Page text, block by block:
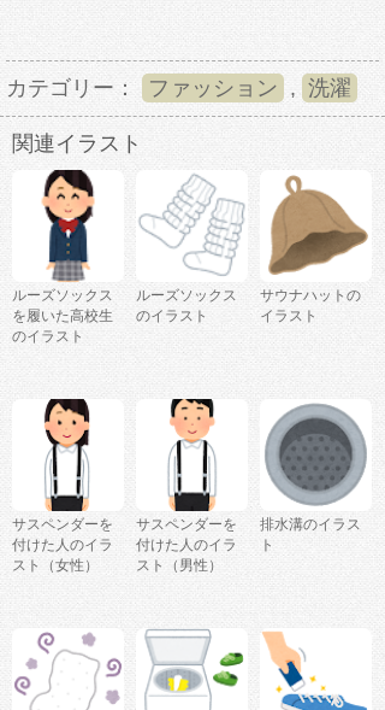
カテゴリー： ファッション , 洗濯
関連イラスト
ルーズソックス
を履いた高校生
のイラスト
ルーズソックス
のイラスト
サウナハットの
イラスト
サスペンダーを
付けた人のイラ
スト（女性）
サスペンダーを
付けた人のイラ
スト（男性）
排水溝のイラス
ト